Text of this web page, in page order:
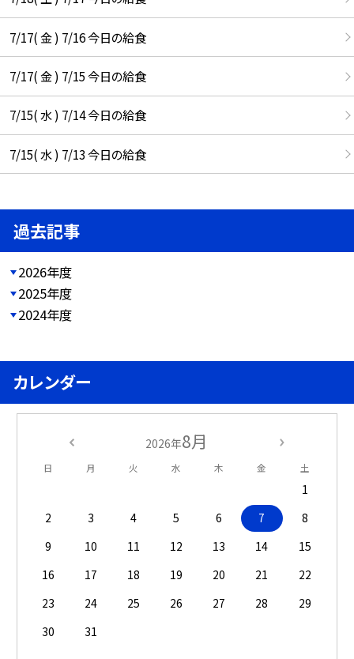
7/17( 金 ) 7/16 今日の給食
7/17( 金 ) 7/15 今日の給食
7/15( 水 ) 7/14 今日の給食
7/15( 水 ) 7/13 今日の給食
過去記事
2026年度
2025年度
2024年度
カレンダー
2026年8月
日 月 火 水 木 金 土
1
2
3 4 5 6 7
8
9
10 11 12 13 14
15
16
17 18 19 20 21
22
23
24 25 26 27 28
29
30
31